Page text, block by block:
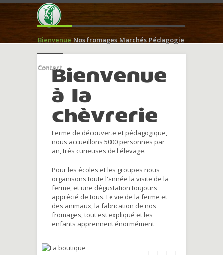
Bienvenue Nos fromages Marchés Pédagogie
ContactBienvenue
à la
chèvrerie
Ferme de découverte et pédagogique,
nous accueillons 5000 personnes par
an, trés curieuses de l'élevage.
Pour les écoles et les groupes nous
organisons toute l'année la visite de la
ferme, et une dégustation toujours
apprécié de tous. Le vie de la ferme et
des animaux, la fabrication de nos
fromages, tout est expliqué et les
enfants apprennent énormément